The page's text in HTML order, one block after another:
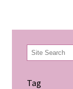
検
索
Tag